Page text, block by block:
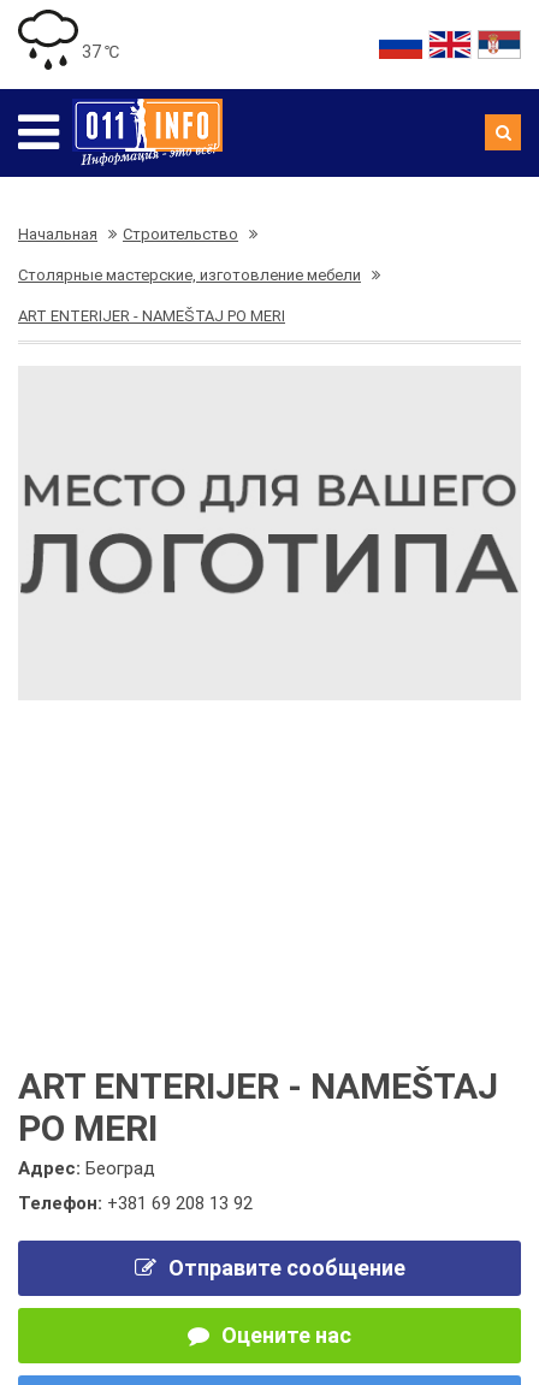
37 ℃
Начальная Строительство
Столярные мастерские, изготовление мебели
ART ENTERIJER - NAMEŠTAJ PO MERI
ART ENTERIJER - NAMEŠTAJ
PO MERI
Адрес: Београд
Телефон: +381 69 208 13 92
Отправите сообщение
Оцените нас